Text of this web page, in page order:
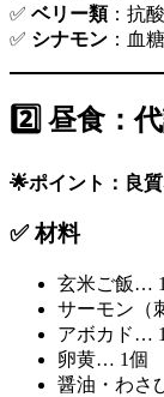
✅ ベリー類：抗
✅ シナモン ：血
2️⃣ 昼食：
🌟ポイント：良
✅ 材料
玄米ご飯…
サーモン（
アボカド…
卵黄… 1個
醤油・わさ